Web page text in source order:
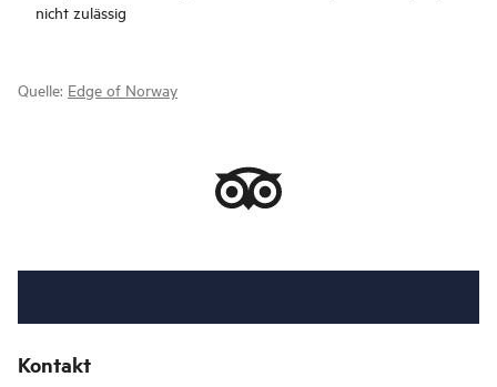
nicht zulässig
Quelle: Edge of Norway
Kontakt